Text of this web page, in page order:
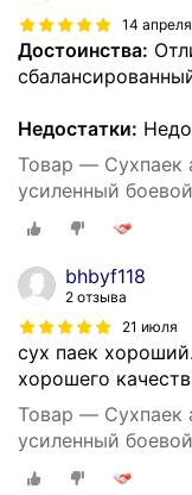
14 апреля
Достоинства:
Недостатки:
Товар — Сухпаек
усиленный
bhbyf118
2 отзыва
21 июля
сух паек
хорошего
Товар — Сухпаек
усиленный